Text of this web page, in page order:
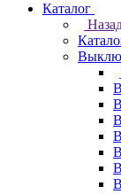
Каталог